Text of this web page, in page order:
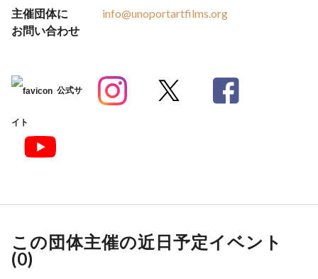
主催団体に
お問い合わせ
info@unoportartfilms.org
公式サ
イト
この団体主催の近日予定イベント
(0)